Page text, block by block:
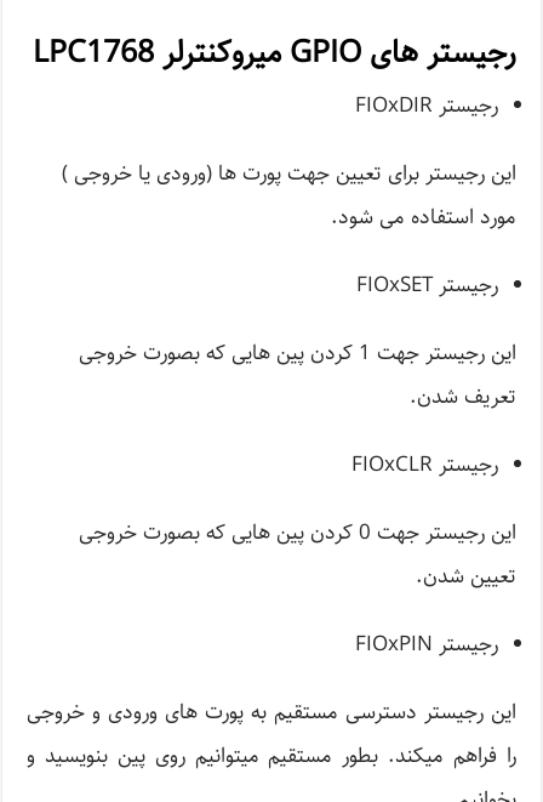
رجیستر های GPIO میروکنترلر LPC1768
رجیستر FIOxDIR
این رجیستر برای تعیین جهت پورت ها (ورودی یا خروجی )
مورد استفاده می شود.
رجیستر FIOxSET
این رجیستر جهت 1 کردن پین هایی که بصورت خروجی
تعریف شدن.
رجیستر FIOxCLR
این رجیستر جهت 0 کردن پین هایی که بصورت خروجی
تعیین شدن.
رجیستر FIOxPIN
این رجیستر دسترسی مستقیم به پورت های ورودی و خروجی
را فراهم میکند. بطور مستقیم میتوانیم روی پین بنویسید و